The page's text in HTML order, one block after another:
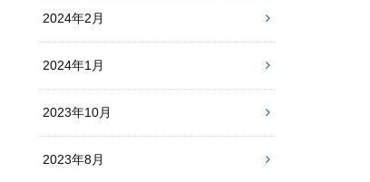
2024年2月
2024年1月
2023年10月
2023年8月